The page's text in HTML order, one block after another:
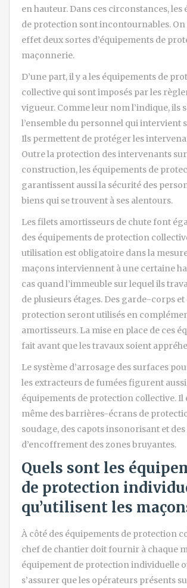
en hauteur. Dans ces circonstances, les
de protection sont incontournables.
effet deux sortes d’équipements de
maçonnerie.
D’une part, il y a les équipements de
collective qui sont imposés par les
vigueur. Comme leur nom l’indique, ils
l’ensemble du personnel qui intervient
Ils permettent de protéger les
Outre la protection des intervenants
construction, les équipements de
garantissent aussi la sécurité des
biens qui se trouvent à ses alentours.
Les filets amortisseurs de chute font
des équipements de protection
utilisation est obligatoire dans la
maçons interviennent à une certaine
cas quand l’immeuble sur lequel ils
de plusieurs étages. Des garde-corps
protection seront utilisés en
amortisseurs. La mise en place de ces
fait avant que les travaux soient
Le système d’arrosage des surfaces
les extracteurs de fumées figurent
équipements de protection collective. Il
même des barrières-écrans de
soudage, des capots insonorisant et
d’encoffrement des zones bruyantes.
Quels sont les
de protection
qu’utilisent les
À côté des équipements de protection
chef de chantier doit fournir à chaque
équipement de protection individuelle
s’assurer que les opérateurs présents